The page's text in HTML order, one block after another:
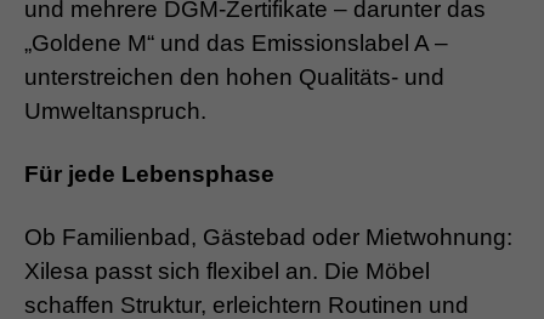
und mehrere DGM-Zertifikate – darunter das
„Goldene M“ und das Emissionslabel A –
unterstreichen den hohen Qualitäts- und
Umweltanspruch.
Für jede Lebensphase
Ob Familienbad, Gästebad oder Mietwohnung:
Xilesa passt sich flexibel an. Die Möbel
schaffen Struktur, erleichtern Routinen und